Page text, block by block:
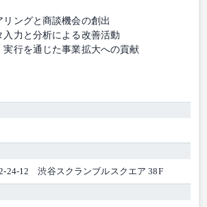
リングと商談機会の創出
入力と分析による改善活動
実行を通じた事業拡大への貢献
24-12 渋谷スクランブルスクエア 38F